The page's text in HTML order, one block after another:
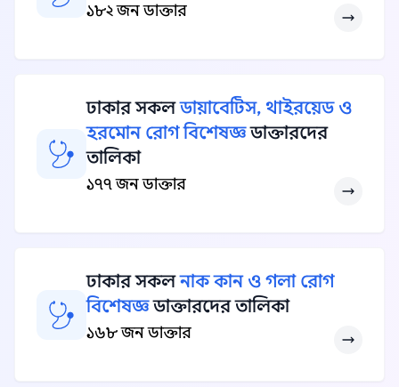
১৮২ জন ডাক্তার
ঢাকার সকলডায়াবেটিস, থাইরয়েড ও
হরমোন রোগ বিশেষজ্ঞডাক্তারদের
তালিকা
১৭৭ জন ডাক্তার
ঢাকার সকলনাক কান ও গলা রোগ
বিশেষজ্ঞডাক্তারদের তালিকা
১৬৮ জন ডাক্তার